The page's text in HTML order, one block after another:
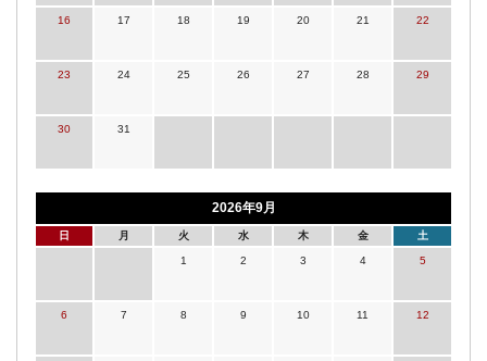
16 17 18 19 20 21 22
23 24 25 26 27 28 29
30 31
2026年9月
日 月 火 水 木 金 土
1 2 3 4 5
6 7 8 9 10 11 12